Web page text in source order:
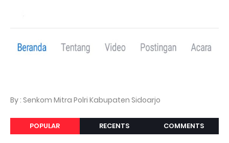
By : Senkom Mitra Polri Kabupaten Sidoarjo
POPULAR RECENTS COMMENTS